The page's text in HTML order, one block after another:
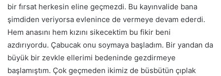
bir fırsat herkesin eline geçmezdi. Bu kayınvalide bana
şimdiden veriyorsa evlenince de vermeye devam ederdi.
Hem anasını hem kızını sikecektim bu fikir beni
azdırıyordu. Çabucak onu soymaya başladım. Bir yandan da
büyük bir zevkle ellerimi bedeninde gezdirmeye
başlamıştım. Çok geçmeden ikimiz de büsbütün çıplak